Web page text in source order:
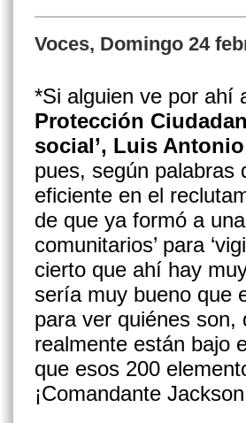
Voces, Domingo 24
*Si alguien ve por ahí
Protección
social’, Luis
pues, según palabras
eficiente en el
de que ya formó a una
comunitarios’ para
cierto que ahí hay
sería muy bueno que
para ver quiénes son,
realmente están bajo
que esos 200
¡Comandante